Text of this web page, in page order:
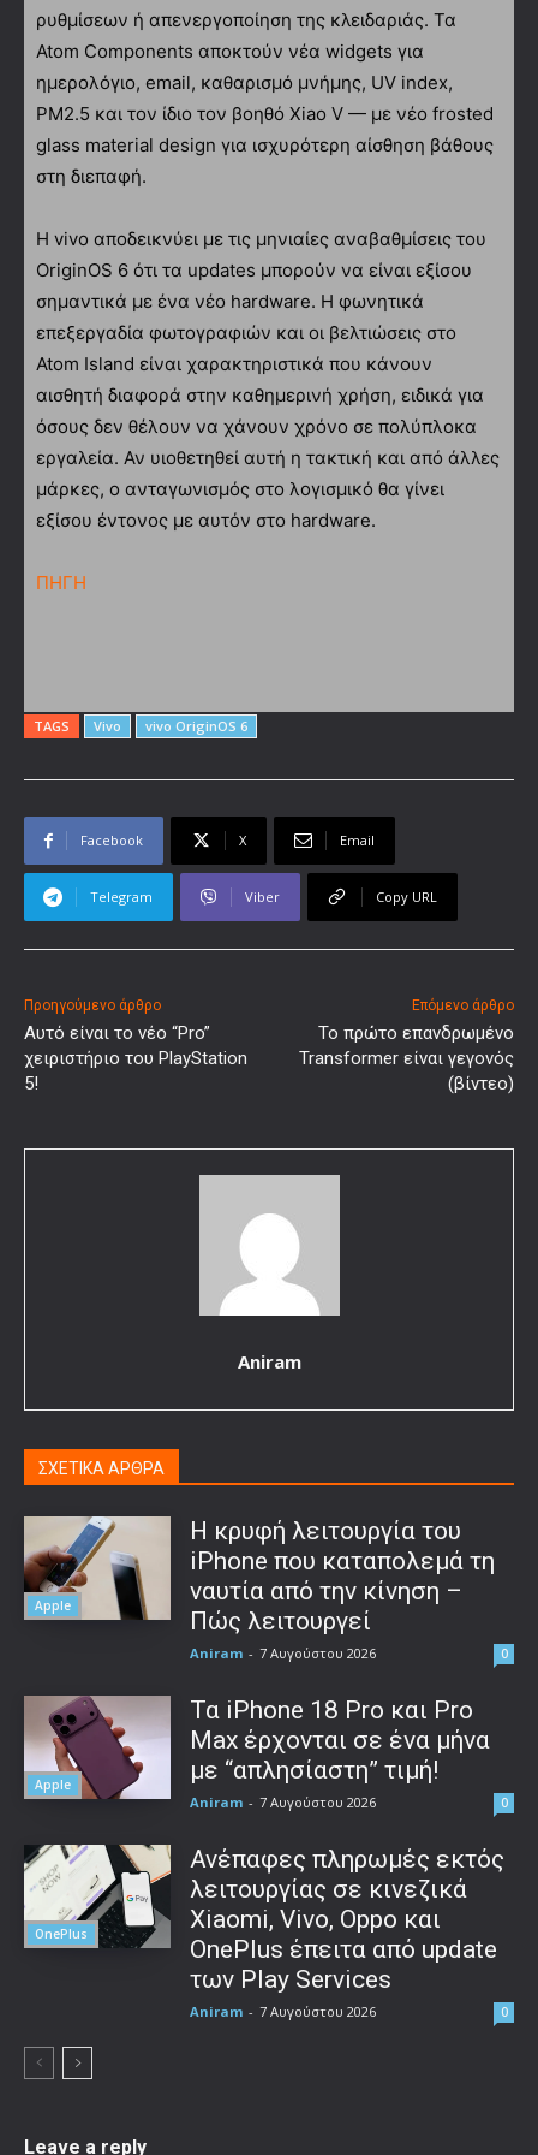
ρυθμίσεων ή απενεργοποίηση της κλειδαριάς. Τα
Atom Components αποκτούν νέα widgets για
ημερολόγιο, email, καθαρισμό μνήμης, UV index,
PM2.5 και τον ίδιο τον βοηθό Xiao V — με νέο frosted
glass material design για ισχυρότερη αίσθηση βάθους
στη διεπαφή.
Η vivo αποδεικνύει με τις μηνιαίες αναβαθμίσεις του
OriginOS 6 ότι τα updates μπορούν να είναι εξίσου
σημαντικά με ένα νέο hardware. Η φωνητικά
επεξεργαδία φωτογραφιών και οι βελτιώσεις στο
Atom Island είναι χαρακτηριστικά που κάνουν
αισθητή διαφορά στην καθημερινή χρήση, ειδικά για
όσους δεν θέλουν να χάνουν χρόνο σε πολύπλοκα
εργαλεία. Αν υιοθετηθεί αυτή η τακτική και από άλλες
μάρκες, ο ανταγωνισμός στο λογισμικό θα γίνει
εξίσου έντονος με αυτόν στο hardware.
ΠΗΓΗ
TAGS Vivo vivo OriginOS 6
Facebook X Email
Telegram Viber Copy URL
Προηγούμενο άρθρο
Αυτό είναι το νέο “Pro”
χειριστήριο του PlayStation
5!
Επόμενο άρθρο
Το πρώτο επανδρωμένο
Transformer είναι γεγονός
(βίντεο)
Aniram
ΣΧΕΤΙΚΑ ΑΡΘΡΑ
Apple
Η κρυφή λειτουργία του
iPhone που καταπολεμά τη
ναυτία από την κίνηση –
Πώς λειτουργεί
Aniram - 7 Αυγούστου 2026 0
Apple
Τα iPhone 18 Pro και Pro
Max έρχονται σε ένα μήνα
με “απλησίαστη” τιμή!
Aniram - 7 Αυγούστου 2026 0
OnePlus
Ανέπαφες πληρωμές εκτός
λειτουργίας σε κινεζικά
Xiaomi, Vivo, Oppo και
OnePlus έπειτα από update
των Play Services
Aniram - 7 Αυγούστου 2026 0
Leave a reply